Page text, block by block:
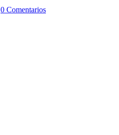
0 Comentarios